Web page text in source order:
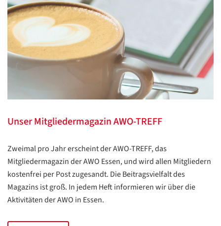
Unser Mitgliedermagazin AWO-TREFF
Zweimal pro Jahr erscheint der AWO-TREFF, das
Mitgliedermagazin der AWO Essen, und wird allen Mitgliedern
kostenfrei per Post zugesandt. Die Beitragsvielfalt des
Magazins ist groß. In jedem Heft informieren wir über die
Aktivitäten der AWO in Essen.
Datenschutzerklärung
Datenschutzerklärung
Google
/